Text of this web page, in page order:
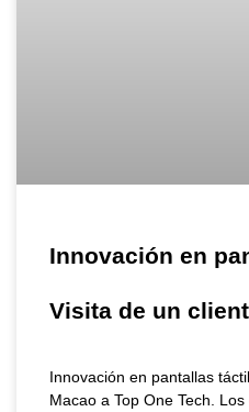
Innovación en
Visita de un
Innovación en pantallas
Macao a Top One Tech.